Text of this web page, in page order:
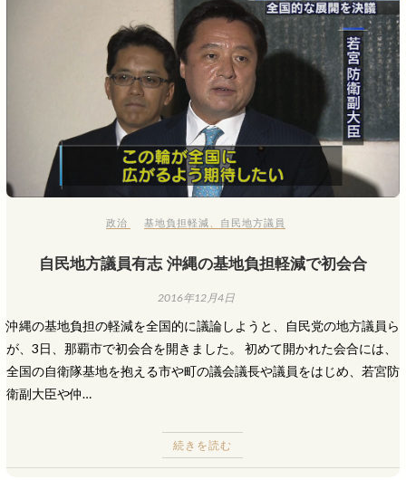
政治 基地負担軽減 自民地方議員
自民地方議員有志 沖縄の基地負担軽減で初会合
2016年12月4日
沖縄の基地負担の軽減を全国的に議論しようと、自民党の地方議員ら
が、3日、那覇市で初会合を開きました。 初めて開かれた会合には、
全国の自衛隊基地を抱える市や町の議会議長や議員をはじめ、若宮防
衛副大臣や仲…
続きを読む